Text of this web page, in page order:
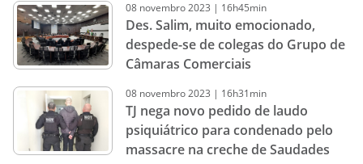
08 novembro2023 | 16h45min
Des. Salim, muito emocionado,
despede-se de colegas do Grupo de
Câmaras Comerciais
08 novembro2023 | 16h31min
TJ nega novo pedido de laudo
psiquiátrico para condenado pelo
massacre na creche de Saudades